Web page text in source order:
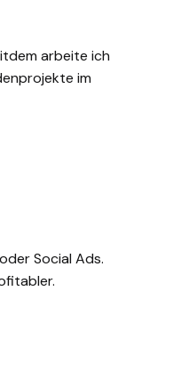
arbeite ich
im
Social Ads.